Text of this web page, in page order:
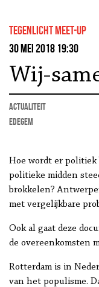
Tegenlicht Meet-up
30 mei 2018 19:30
Wij-
actualiteit
Edegem
Hoe wordt er politiek
politieke midden
brokkelen?
met vergelijkbare
Ook al gaat deze
de overeenkomsten
Rotterdam is in
van het populisme.